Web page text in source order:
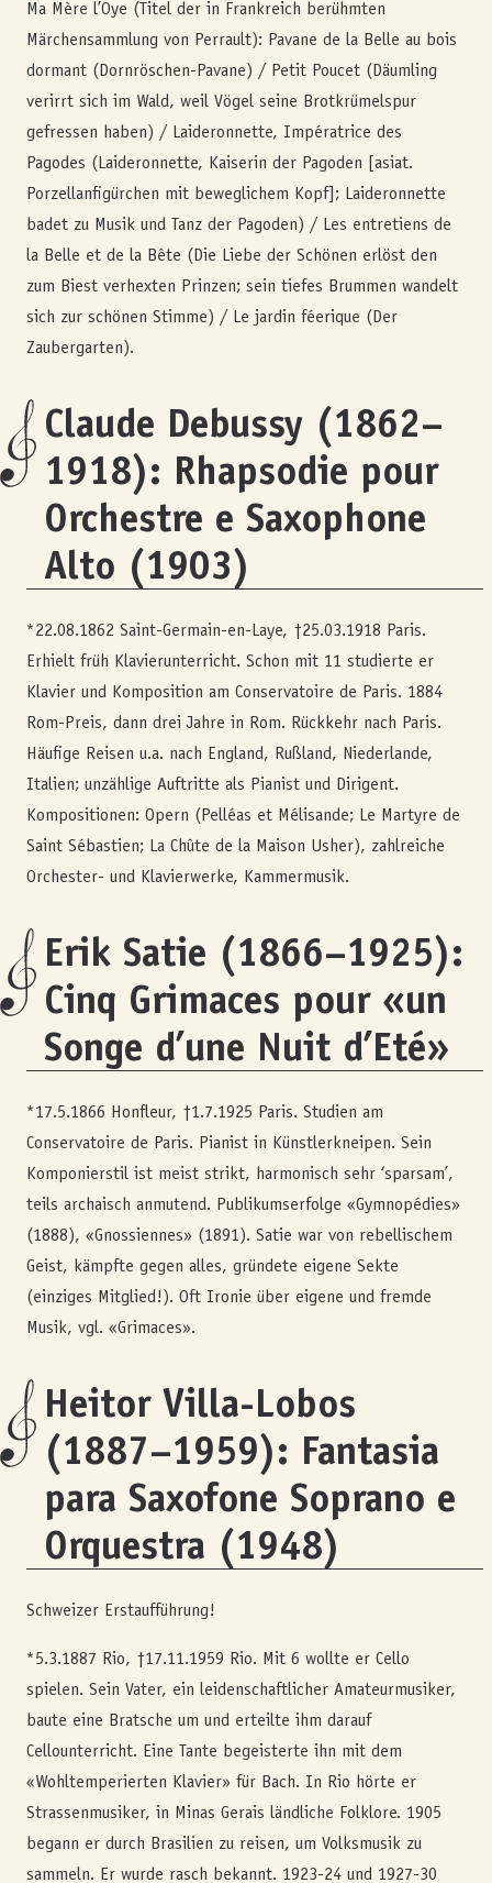
Ma Mère l’Oye (Titel der in Frankreich berühmten
Märchensammlung von Perrault): Pavane de la Belle au bois
dormant (Dornröschen-Pavane) / Petit Poucet (Däumling
verirrt sich im Wald, weil Vögel seine Brotkrümelspur
gefressen haben) / Laideronnette, Impératrice des
Pagodes (Laideronnette, Kaiserin der Pagoden [asiat.
Porzellanfigürchen mit beweglichem Kopf]; Laideronnette
badet zu Musik und Tanz der Pagoden) / Les entretiens de
la Belle et de la Bête (Die Liebe der Schönen erlöst den
zum Biest verhexten Prinzen; sein tiefes Brummen wandelt
sich zur schönen Stimme) / Le jardin féerique (Der
Zaubergarten).
Claude Debussy (1862–
1918): Rhapsodie pour
Orchestre e Saxophone
Alto (1903)
*22.08.1862 Saint-Germain-en-Laye, †25.03.1918 Paris.
Erhielt früh Klavierunterricht. Schon mit 11 studierte er
Klavier und Komposition am Conservatoire de Paris. 1884
Rom-Preis, dann drei Jahre in Rom. Rückkehr nach Paris.
Häufige Reisen u.a. nach England, Rußland, Niederlande,
Italien; unzählige Auftritte als Pianist und Dirigent.
Kompositionen: Opern (Pelléas et Mélisande; Le Martyre de
Saint Sébastien; La Chûte de la Maison Usher), zahlreiche
Orchester- und Klavierwerke, Kammermusik.
Erik Satie (1866–1925):
Cinq Grimaces pour «un
Songe d’une Nuit d’Eté»
*17.5.1866 Honfleur, †1.7.1925 Paris. Studien am
Conservatoire de Paris. Pianist in Künstlerkneipen. Sein
Komponierstil ist meist strikt, harmonisch sehr ‘sparsam’,
teils archaisch anmutend. Publikumserfolge «Gymnopédies»
(1888), «Gnossiennes» (1891). Satie war von rebellischem
Geist, kämpfte gegen alles, gründete eigene Sekte
(einziges Mitglied!). Oft Ironie über eigene und fremde
Musik, vgl. «Grimaces».
Heitor Villa-Lobos
(1887–1959): Fantasia
para Saxofone Soprano e
Orquestra (1948)
Schweizer Erstaufführung!
*5.3.1887 Rio, †17.11.1959 Rio. Mit 6 wollte er Cello
spielen. Sein Vater, ein leidenschaftlicher Amateur­musiker,
baute eine Bratsche um und erteilte ihm darauf
Cellounterricht. Eine Tante begeisterte ihn mit dem
«Wohltemperierten Klavier» für Bach. In Rio hörte er
Strassenmusiker, in Minas Gerais ländliche Folklore. 1905
begann er durch Brasilien zu reisen, um Volksmusik zu
sammeln. Er wurde rasch bekannt. 1923-24 und 1927-30